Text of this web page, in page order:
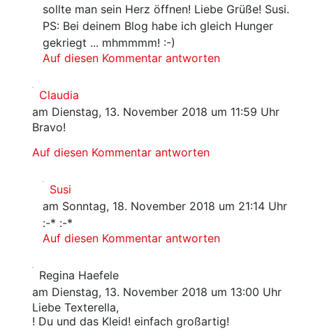
sollte man sein Herz öffnen! Liebe Grüße! Susi.
PS: Bei deinem Blog habe ich gleich Hunger
gekriegt ... mhmmmm! :-)
Auf diesen Kommentar antworten
Claudia
am Dienstag, 13. November 2018 um 11:59 Uhr
Bravo!
Auf diesen Kommentar antworten
Susi
am Sonntag, 18. November 2018 um 21:14 Uhr
:-* :-*
Auf diesen Kommentar antworten
Regina Haefele
am Dienstag, 13. November 2018 um 13:00 Uhr
Liebe Texterella,
! Du und das Kleid! einfach großartig!